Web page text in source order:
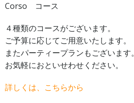
Corso コース
４種類のコースがございます。
ご予算に応じてご用意いたします。
またパーティープランもございます。
お気軽におといせわせください。
詳しくは、こちらから